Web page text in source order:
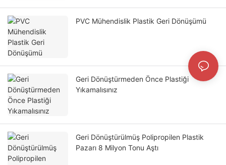
PVC Mühendislik Plastik Geri Dönüşümü
Geri Dönüştürmeden Önce Plastiği
Yıkamalısınız
Geri Dönüştürülmüş Polipropilen Plastik
Pazarı 8 Milyon Tonu Aştı